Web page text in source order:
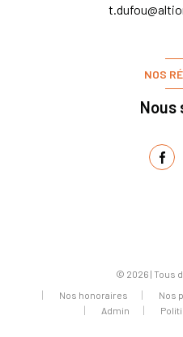
NOS
Nous
© 2026 | Tous
Nos honoraires
Nos
Admin